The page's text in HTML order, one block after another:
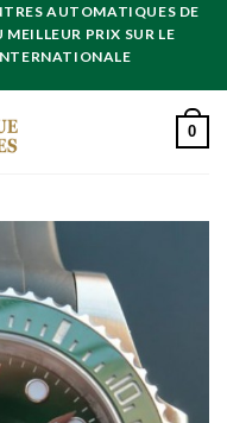
AUTOMATIQUES DE
PRIX SUR LE
0